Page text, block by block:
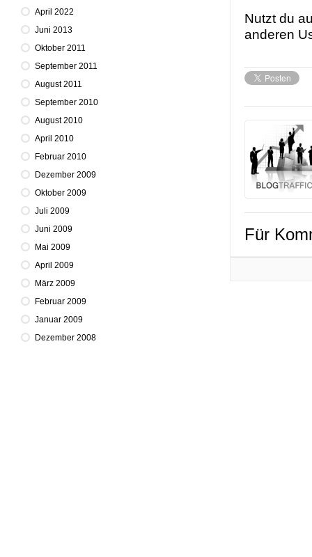
April 2022
Juni 2013
Oktober 2011
September 2011
August 2011
September 2010
August 2010
April 2010
Februar 2010
Dezember 2009
Oktober 2009
Juli 2009
Juni 2009
Mai 2009
April 2009
März 2009
Februar 2009
Januar 2009
Dezember 2008
Nutzt du
anderen
Für